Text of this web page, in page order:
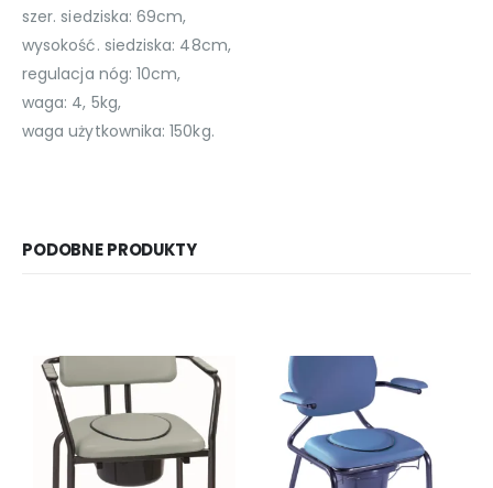
szer. siedziska: 69cm,
wysokość. siedziska: 48cm,
regulacja nóg: 10cm,
waga: 4, 5kg,
waga użytkownika: 150kg.
PODOBNE PRODUKTY